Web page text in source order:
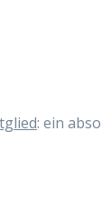
: ein